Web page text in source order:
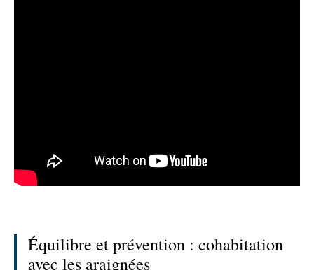
Équilibre et prévention : cohabitation
avec les araignées